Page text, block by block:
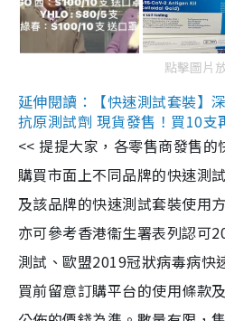
點擊圖片
延伸閱讀：【快速測試套裝】
抗原測試劑 現貨發售！買10支
<< 提提大家，各零售商發售的
購買市面上不同品牌的快速測
及該品牌的快速測試套裝使用
亦可參考香港衞生署表列認可
測試、歐盟2019冠狀病毒病快
買前留意訂購平台的使用條款